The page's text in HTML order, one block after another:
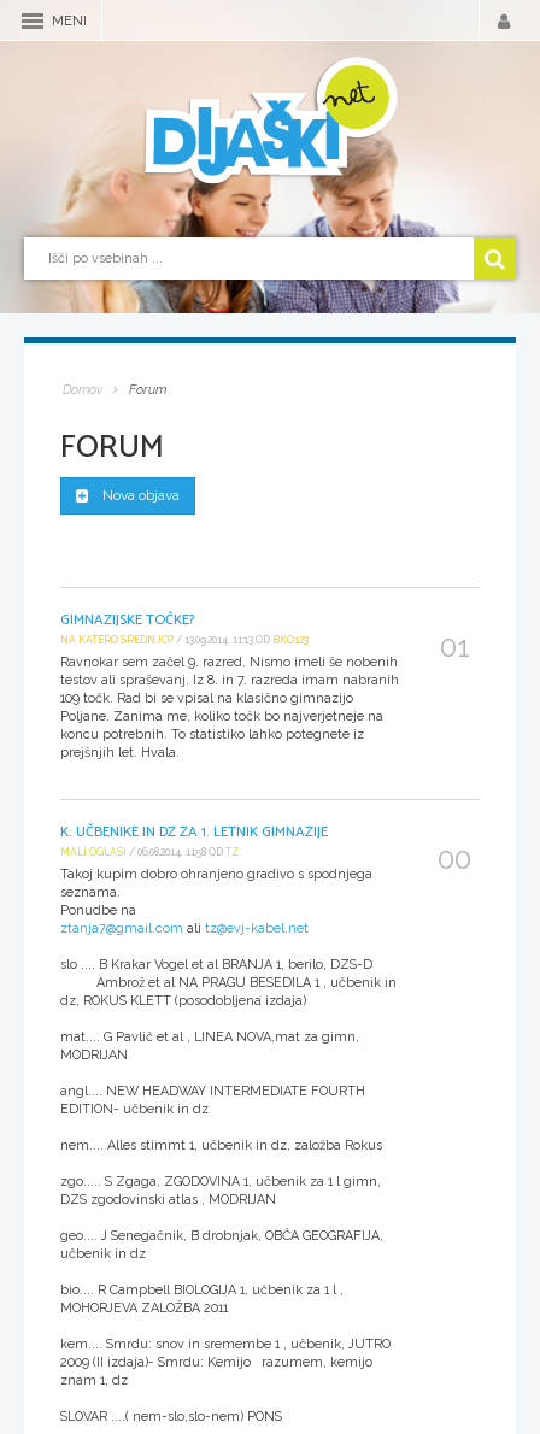
MENI
Domov Forum
FORUM
Nova objava
GIMNAZIJSKE TOČKE?
NA KATERO SREDNJO? / 13.09.2014, 11:13 OD BKO123
Ravnokar sem začel 9. razred. Nismo imeli še nobenih
testov ali spraševanj. Iz 8. in 7. razreda imam nabranih
109 točk. Rad bi se vpisal na klasično gimnazijo
Poljane. Zanima me, koliko točk bo najverjetneje na
koncu potrebnih. To statistiko lahko potegnete iz
prejšnjih let. Hvala.
01
K: UČBENIKE IN DZ ZA 1. LETNIK GIMNAZIJE
MALI OGLASI / 06.08.2014, 11:58 OD TZ
Takoj kupim dobro ohranjeno gradivo s spodnjega
seznama.
Ponudbe na
ztanja7@gmail.com ali tz@evj-kabel.net
slo .... B Krakar Vogel et al BRANJA 1, berilo, DZS-D
Ambrož et al NA PRAGU BESEDILA 1 , učbenik in
dz, ROKUS KLETT (posodobljena izdaja)
mat.... G Pavlič et al , LINEA NOVA,mat za gimn,
MODRIJAN
angl.... NEW HEADWAY INTERMEDIATE FOURTH
EDITION- učbenik in dz
nem.... Alles stimmt 1, učbenik in dz, založba Rokus
zgo..... S Zgaga, ZGODOVINA 1, učbenik za 1 l gimn,
DZS zgodovinski atlas , MODRIJAN
geo.... J Senegačnik, B drobnjak, OBČA GEOGRAFIJA,
učbenik in dz
bio.... R Campbell BIOLOGIJA 1, učbenik za 1 l ,
MOHORJEVA ZALOŽBA 2011
kem.... Smrdu: snov in sremembe 1 , učbenik, JUTRO
2009 (II izdaja)- Smrdu: Kemijo razumem, kemijo
znam 1, dz
SLOVAR ....( nem-slo,slo-nem) PONS
00